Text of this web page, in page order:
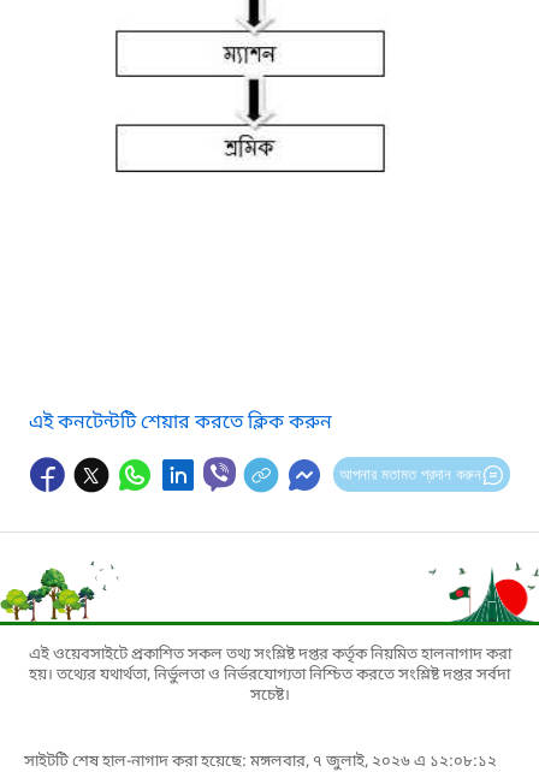
এই কনটেন্টটি শেয়ার করতে ক্লিক করুন
আপনার মতামত প্রদান করুন
এই ওয়েবসাইটে প্রকাশিত সকল তথ্য সংশ্লিষ্ট দপ্তর কর্তৃক নিয়মিত হালনাগাদ করা
হয়। তথ্যের যথার্থতা, নির্ভুলতা ও নির্ভরযোগ্যতা নিশ্চিত করতে সংশ্লিষ্ট দপ্তর সর্বদা
সচেষ্ট।
সাইটটি শেষ হাল-নাগাদ করা হয়েছে: মঙ্গলবার, ৭ জুলাই, ২০২৬ এ ১২:০৮:১২